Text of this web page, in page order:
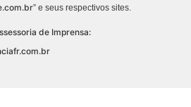
” e seus respectivos sites.
de Imprensa: